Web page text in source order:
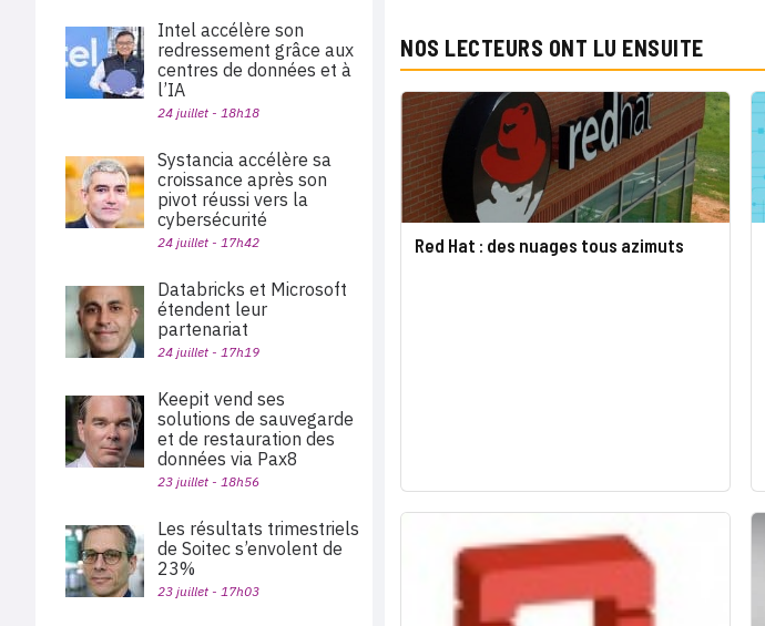
NOS LECTEURS ONT LU ENSUITE
Red Hat : des nuages tous azimuts
Intel accélère son
redressement grâce aux
centres de données et à
l’IA
24 juillet - 18h18
Systancia accélère sa
croissance après son
pivot réussi vers la
cybersécurité
24 juillet - 17h42
Databricks et Microsoft
étendent leur
partenariat
24 juillet - 17h19
Keepit vend ses
solutions de sauvegarde
et de restauration des
données via Pax8
23 juillet - 18h56
Les résultats trimestriels
de Soitec s’envolent de
23%
23 juillet - 17h03